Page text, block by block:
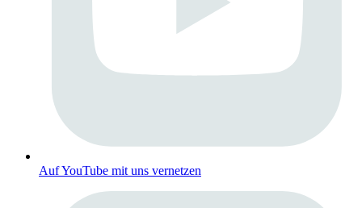
Auf YouTube mit uns vernetzen